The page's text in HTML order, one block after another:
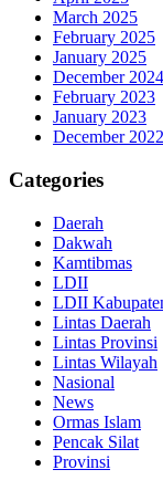
March 2025
February 2025
January 2025
December 2024
February 2023
January 2023
December 2022
Categories
Daerah
Dakwah
Kamtibmas
LDII
LDII
Lintas Daerah
Lintas Provinsi
Lintas Wilayah
Nasional
News
Ormas Islam
Pencak Silat
Provinsi